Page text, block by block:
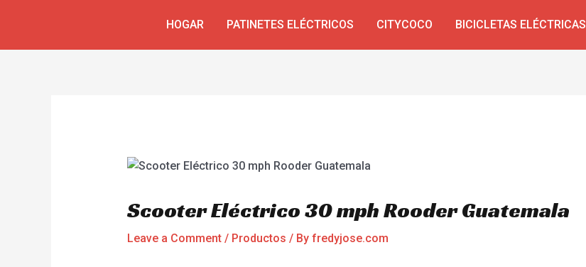
HOGAR PATINETES ELÉCTRICOS CITYCOCO BICICLETAS ELÉCTRICAS
Scooter Eléctrico 30 mph Rooder Guatemala
Leave a Comment / Productos / By fredyjose.com